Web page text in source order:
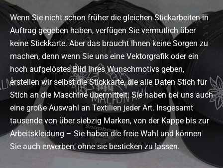
Wenn Sie nicht schon früher die gleichen Stickarbeiten in
Auftrag gegeben haben, verfügen Sie vermutlich über
keine Stickkarte. Aber das braucht Ihnen keine Sorgen zu
machen, denn wenn Sie uns eine Vektorgrafik oder ein
hoch aufgelöstes Bild Ihres Wunschmotivs geben,
erstellen wir selbst die Stickkarte, die alle Daten Stich für
Stich an die Maschine übermittelt. Sie haben bei uns auch
eine große Auswahl an Textilien jeder Art. Insgesamt
tausende von über siebzig Marken, von der Kappe bis zur
Arbeitskleidung – Sie haben die freie Wahl und können
Sie auch erwerben, ohne sie besticken zu lassen.